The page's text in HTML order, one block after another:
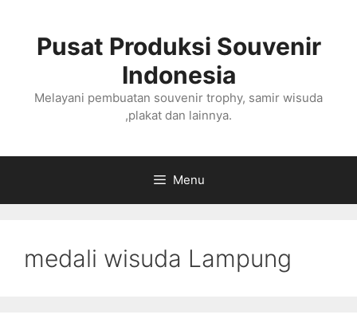
Pusat Produksi Souvenir
Indonesia
Melayani pembuatan souvenir trophy, samir wisuda
,plakat dan lainnya.
Menu
medali wisuda Lampung